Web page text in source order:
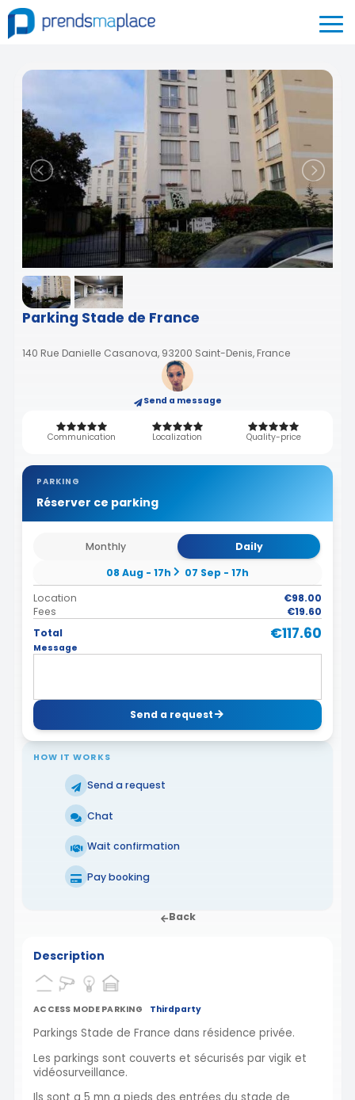
Parking Stade de France
140 Rue Danielle Casanova, 93200 Saint-Denis, France
Send a message
Communication Localization Quality-price
PARKING
Réserver ce parking
Monthly
Daily
08 Aug - 17h
07 Sep - 17h
Location
€98.00
Fees
€19.60
Total
€117.60
Message
Send a request
HOW IT WORKS
Send a request
Chat
Wait confirmation
Pay booking
Back
Description
ACCESS MODE PARKING Thirdparty
Parkings Stade de France dans résidence privée.
Les parkings sont couverts et sécurisés par vigik et
vidéosurveillance.